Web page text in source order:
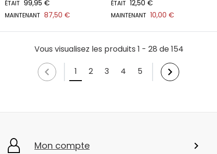
ÉTAIT 99,95 €
MAINTENANT 87,50 €
ÉTAIT 12,50 €
MAINTENANT 10,00 €
Vous visualisez les produits 1 - 28 de 154
1
2 3 4 5
Mon compte